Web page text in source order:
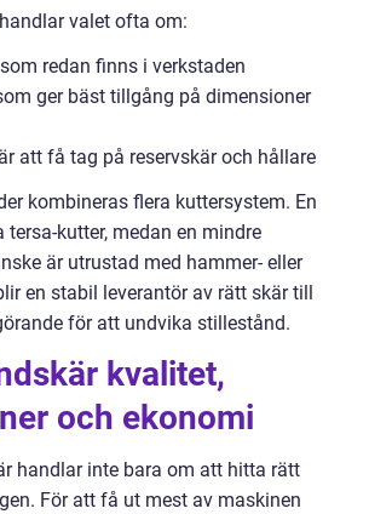
valet ofta om:
redan finns i verkstaden
ger bäst tillgång på dimensioner
att få tag på reservskär och hållare
kombineras flera kuttersystem. En
tersa-kutter, medan en mindre
är utrustad med hammer- eller
en stabil leverantör av rätt skär till
för att undvika stillestånd.
kvalitet,
och ekonomi
handlar inte bara om att hitta rätt
För att få ut mest av maskinen